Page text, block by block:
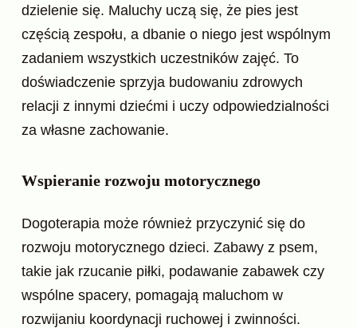
dzielenie się. Maluchy uczą się, że pies jest
częścią zespołu, a dbanie o niego jest wspólnym
zadaniem wszystkich uczestników zajęć. To
doświadczenie sprzyja budowaniu zdrowych
relacji z innymi dziećmi i uczy odpowiedzialności
za własne zachowanie.
Wspieranie rozwoju motorycznego
Dogoterapia może również przyczynić się do
rozwoju motorycznego dzieci. Zabawy z psem,
takie jak rzucanie piłki, podawanie zabawek czy
wspólne spacery, pomagają maluchom w
rozwijaniu koordynacji ruchowej i zwinności.